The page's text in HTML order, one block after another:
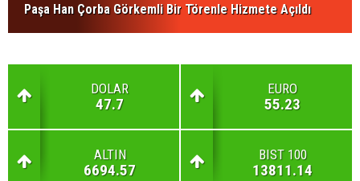
Paşa Han Çorba Görkemli Bir Törenle Hizmete Açıldı
DOLAR
47.7
EURO
55.23
ALTIN
6694.57
BIST 100
13811.14